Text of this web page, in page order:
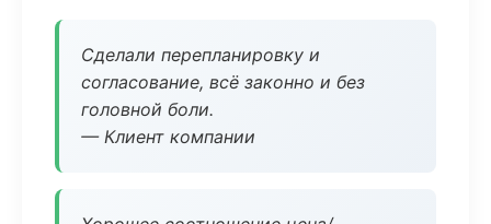
Сделали перепланировку и
согласование, всё законно и без
головной боли.
— Клиент компании